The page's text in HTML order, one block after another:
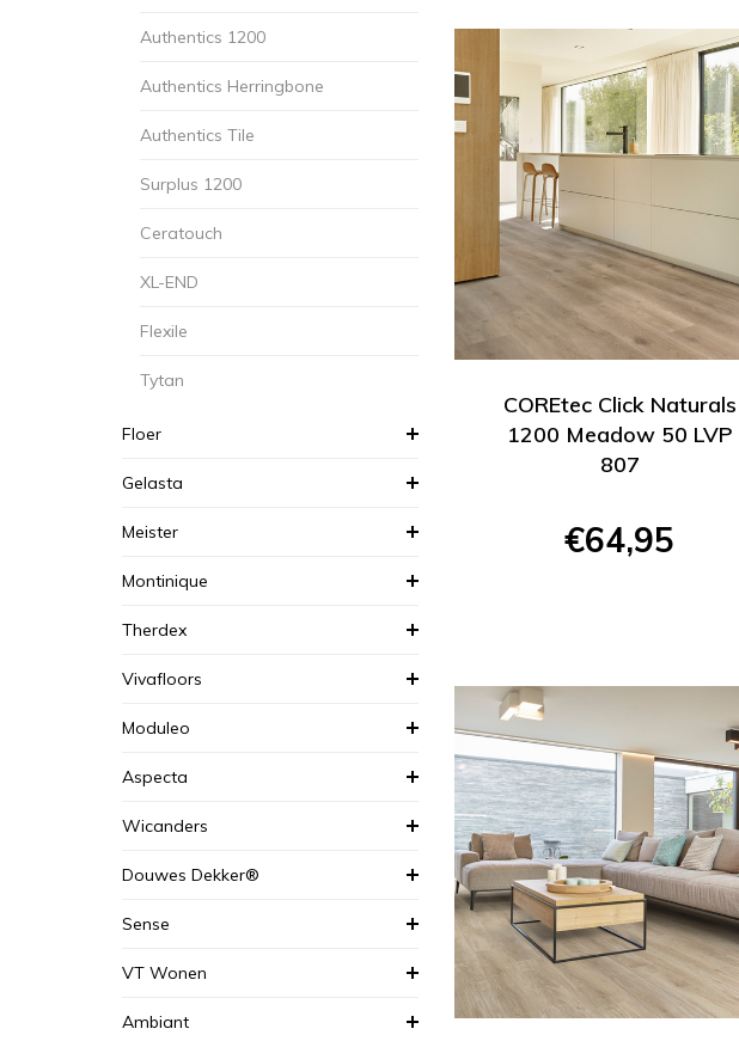
Authentics 1200
Authentics Herringbone
Authentics Tile
Surplus 1200
Ceratouch
XL-END
Flexile
Tytan
Floer
Gelasta
Meister
Montinique
Therdex
Vivafloors
Moduleo
Aspecta
Wicanders
Douwes Dekker®
Sense
VT Wonen
Ambiant
COREtec Click Naturals
1200 Meadow 50 LVP
807
€64,95